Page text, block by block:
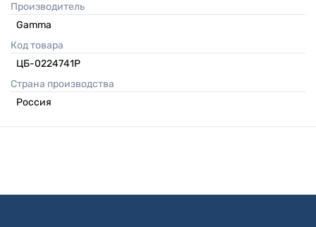
Производитель
Gamma
Код товара
ЦБ-0224741P
Страна производства
Россия